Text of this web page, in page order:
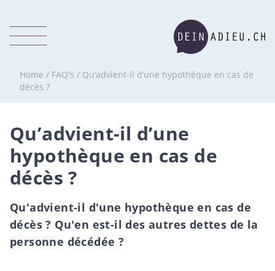
Home / FAQ's / Qu’advient-il d’une hypothèque en cas de
décès ?
Qu’advient-il d’une
hypothèque en cas de
décès ?
Qu'advient-il d'une hypothèque en cas de
décès ? Qu'en est-il des autres dettes de la
personne décédée ?